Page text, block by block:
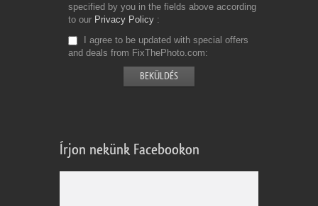
specified by you in the fields above according
to our Privacy Policy
I agree to be updated with special offers
and deals from FixThePhoto.com
Írjon nekünk Facebookon